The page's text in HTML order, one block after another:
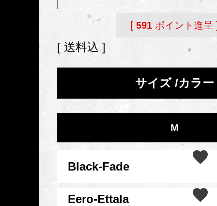
[ 591 ポイント進呈
送料込
サイズ カラー
M
Black-Fade
Eero-Ettala